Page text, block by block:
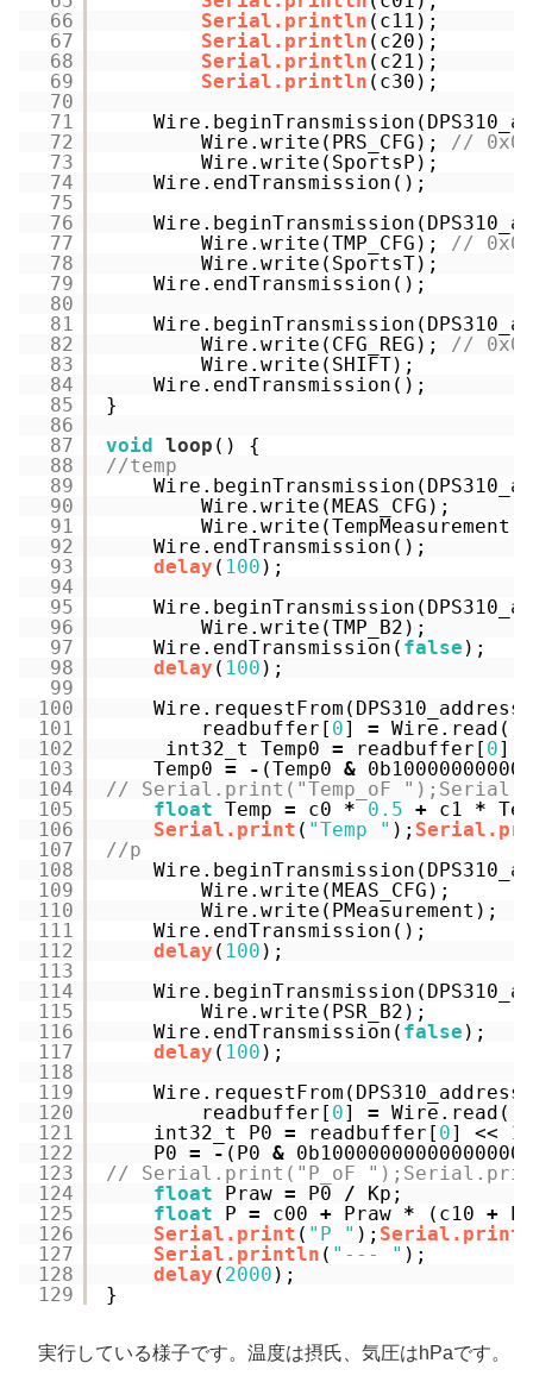
66
67
68
69
70
71
72
73
74
75
76
77
78
79
80
81
82
83
84
85
86
87
88
89
90
91
92
93
94
95
96
97
98
99
100
101
102
103
104
105
106
107
108
109
110
111
112
113
114
115
116
117
118
119
120
121
122
123
124
125
126
127
128
129
Serial.println (c11);
Serial.println (c20);
Serial.println (c21);
Serial.println (c30);
Wire.write(PRS_CFG); // 0x06
Wire.write(SportsP);
Wire.endTransmission();
Wire.write(TMP_CFG); // 0x07
Wire.write(SportsT);
Wire.endTransmission();
Wire.write(CFG_REG); // 0x09
Wire.write(SHIFT);
Wire.endTransmission();
}
void
loop () {
//temp
Wire.write(MEAS_CFG);
Wire.write(TempMeasurement);
Wire.endTransmission();
delay ( 100 );
Wire.write(TMP_B2);
Wire.endTransmission( false );
delay ( 100 );
Wire.requestFrom(DPS310_address,
readbuffer[ 0] =
int32_t Temp0 = readbuffer[ 0]
Temp0 = - (Temp0 &
// Serial.print("Temp_oF
float Temp = c0 * 0.5 + c1 *
Serial.print ( "Temp " );
//p
Wire.write(MEAS_CFG);
Wire.write(PMeasurement);
Wire.endTransmission();
delay ( 100 );
Wire.write(PSR_B2);
Wire.endTransmission( false );
delay ( 100 );
Wire.requestFrom(DPS310_address,
readbuffer[ 0] =
int32_t P0 = readbuffer[ 0] <<
16
P0 = - (P0 &
// Serial.print("P_oF
float
Praw = P0 /
Kp;
float
P = c00 + Praw * (c10 +
Serial.print ( "P " );
Serial.println ( "--- " );
delay ( 2000 );
}
実行している様子です。温度は摂氏、気圧はhPaです。